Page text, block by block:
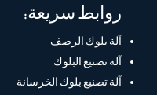
روابط سريعة:
آلة بلوك الرصف
آلة تصنيع البلوك
آلة تصنيع بلوك الخرسانة